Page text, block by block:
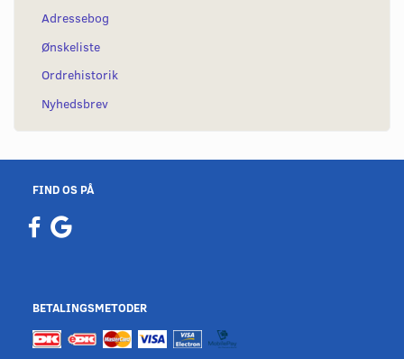
Adressebog
Ønskeliste
Ordrehistorik
Nyhedsbrev
FIND OS PÅ
BETALINGSMETODER